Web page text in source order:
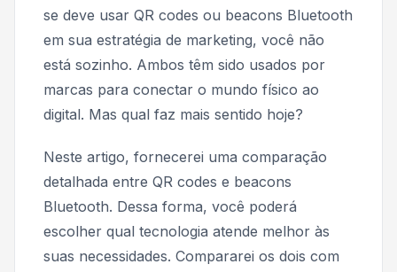
se deve usar QR codes ou beacons Bluetooth
em sua estratégia de marketing, você não
está sozinho. Ambos têm sido usados por
marcas para conectar o mundo físico ao
digital. Mas qual faz mais sentido hoje?
Neste artigo, fornecerei uma comparação
detalhada entre QR codes e beacons
Bluetooth. Dessa forma, você poderá
escolher qual tecnologia atende melhor às
suas necessidades. Compararei os dois com